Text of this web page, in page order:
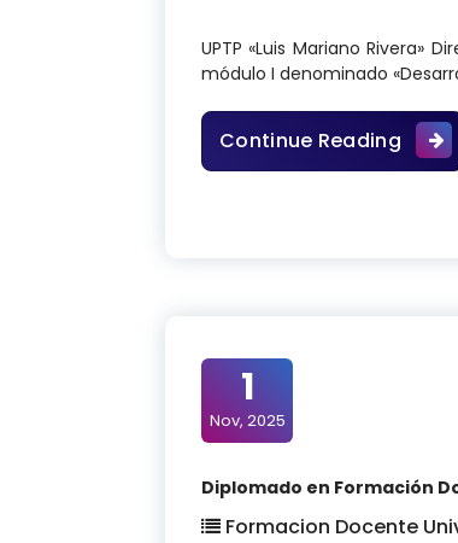
UPTP «Luis Mariano Rivera»
módulo I denominado
Continue Reading
1
Nov, 2025
Diplomado en Formación
Formacion Docente